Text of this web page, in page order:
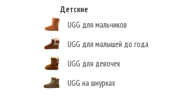
Детские
UGG для мальчиков
UGG для малышей до года
UGG для девочек
UGG на шнурках